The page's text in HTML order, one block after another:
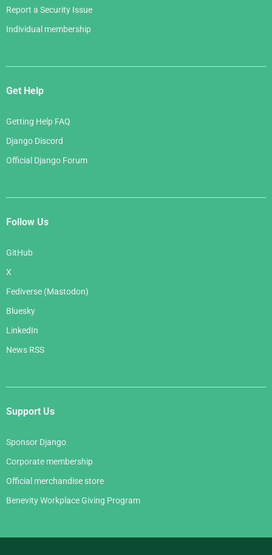
Report a Security Issue
Individual membership
Get Help
Getting Help FAQ
Django Discord
Official Django Forum
Follow Us
GitHub
X
Fediverse (Mastodon)
Bluesky
LinkedIn
News RSS
Support Us
Sponsor Django
Corporate membership
Official merchandise store
Benevity Workplace Giving Program